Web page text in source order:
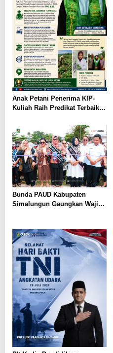
Anak Petani Penerima KIP-
Kuliah Raih Predikat Terbaik
Universitas Pattimura
Bunda PAUD Kabupaten
Simalungun Gaungkan Wajib
Emas